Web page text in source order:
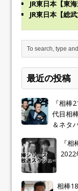
JR東日本【東海
JR東日本【総武
最近の投稿
『相
代目相
＆ネタ
『
2022
相棒